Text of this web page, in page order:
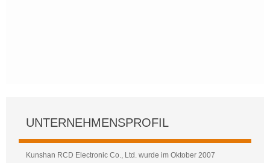
UNTERNEHMENSPROFIL
Kunshan RCD Electronic Co., Ltd. wurde im Oktober 2007